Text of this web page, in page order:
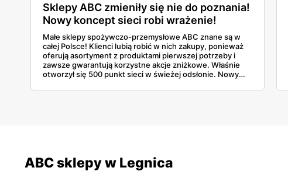
Sklepy ABC zmieniły się nie do poznania!
Nowy koncept sieci robi wrażenie!
Małe sklepy spożywczo-przemysłowe ABC znane są w
całej Polsce! Klienci lubią robić w nich zakupy, ponieważ
oferują asortyment z produktami pierwszej potrzeby i
zawsze gwarantują korzystne akcje zniżkowe. Właśnie
otworzył się 500 punkt sieci w świeżej odsłonie. Nowy
więcej!
ABC sklepy w Legnica